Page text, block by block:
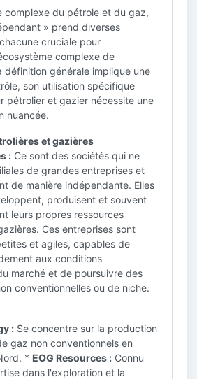
complexe du pétrole et du gaz,
» prend diverses
cruciale pour
complexe de
définition générale implique une
son utilisation spécifique
pétrolier et gazier nécessite une
nuancée.
et gazières
: Ce sont des sociétés qui ne
de grandes entreprises et
de manière indépendante. Elles
produisent et souvent
leurs propres ressources
Ces entreprises sont
et agiles, capables de
aux conditions
marché et de poursuivre des
conventionnelles ou de niche.
: Se concentre sur la production
gaz non conventionnels en
* EOG Resources : Connu
dans l'exploration et la